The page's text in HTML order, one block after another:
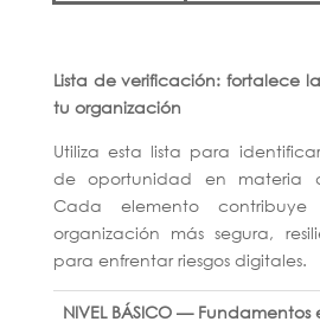
Lista de verificación: fortalece
tu organización
Utiliza esta lista para
de oportunidad en materia
Cada elemento
organización más segura,
para enfrentar riesgos digitales.
NIVEL BÁSICO — Fundamentos